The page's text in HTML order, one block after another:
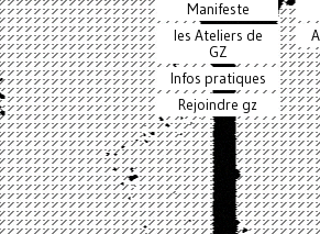
Manifeste
les Ateliers de
GZ
Infos pratiques
Rejoindre gz